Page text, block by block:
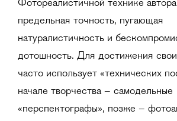
Фотореалистичной технике
предельная точность, пугающая
натуралистичность и
дотошность. Для достижения
часто использует «технических
начале творчества – самодельные
«перспектографы», позже –